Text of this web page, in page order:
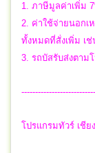
1. ภาษีมูลค่าเพิ่ม
2. ค่าใช้จ่ายนอกเ
ทั้งหมดที่สั่งเพิ่ม เ
3. รถบัสรับส่งตาม
โปรแกรมทัวร์ เชี